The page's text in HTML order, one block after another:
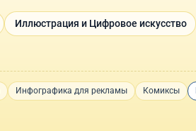
Иллюстрация и Цифровое искусство
Инфографика для рекламы Комиксы